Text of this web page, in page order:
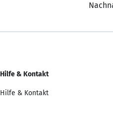
Hilfe & Kontakt
Hilfe & Kontakt